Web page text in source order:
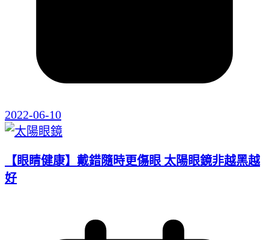
2022-06-10
【眼睛健康】戴錯隨時更傷眼 太陽眼鏡非越黑越
好